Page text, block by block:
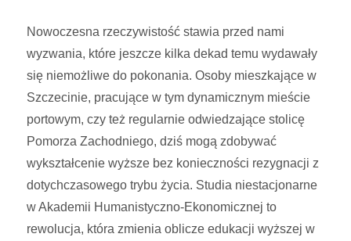
Nowoczesna rzeczywistość stawia przed nami
wyzwania, które jeszcze kilka dekad temu wydawały
się niemożliwe do pokonania. Osoby mieszkające w
Szczecinie, pracujące w tym dynamicznym mieście
portowym, czy też regularnie odwiedzające stolicę
Pomorza Zachodniego, dziś mogą zdobywać
wykształcenie wyższe bez konieczności rezygnacji z
dotychczasowego trybu życia. Studia niestacjonarne
w Akademii Humanistyczno-Ekonomicznej to
rewolucja, która zmienia oblicze edukacji wyższej w